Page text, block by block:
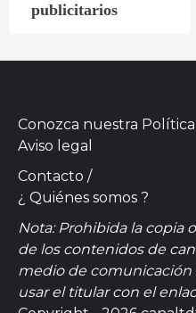
publicitarios
Conozca nuestra
Aviso legal
Contacto /
¿ Quiénes somos ?
Nota: Prohibida la copia
de los contenidos de
medio de comunicación
usar el titular con el